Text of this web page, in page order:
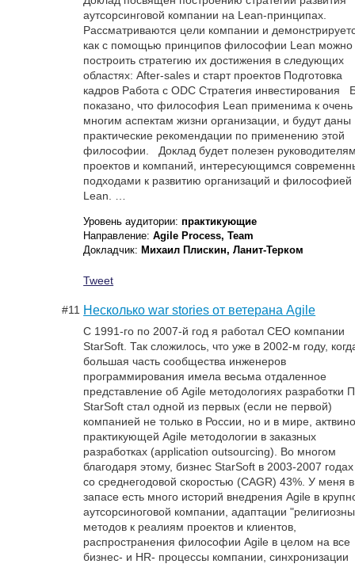
аутсорсинговой компании на Lean-принципах.
Рассматриваются цели компании и
как с помощью принципов философии Lean можно
построить стратегию их достижения в следующих
областях: After-sales и старт проектов Подготовка
кадров Работа с ODC Стратегия инвестирования
показано, что философия Lean применима к очень
многим аспектам жизни организации, и будут даны
практические рекомендации по применению этой
философии. Доклад будет полезен
проектов и компаний, интересующимся
подходами к развитию организаций и философией
Lean. …
Уровень аудитории:практикующие
Направление:Agile Process, Team
Докладчик: Михаил Плискин, Ланит-Терком
Tweet
#11 Несколько war stories от ветерана Agile
С 1991-го по 2007-й год я работал CEO компании
StarSoft. Так сложилось, что уже в 2002-м году,
большая часть сообщества инженеров
программирования имела весьма отдаленное
представление об Agile методологиях разработки
StarSoft стал одной из первых (если не первой)
компанией не только в России, но и в мире,
практикующей Agile методологии в заказных
разработках (application outsourcing). Во многом
благодаря этому, бизнес StarSoft в 2003-2007
со среднегодовой скоростью (CAGR) 43%. У меня в
запасе есть много историй внедрения Agile в
аутсорсиноговой компании, адаптации
методов к реалиям проектов и клиентов,
распространения философии Agile в целом на все
бизнес- и HR- процессы компании, синхронизации